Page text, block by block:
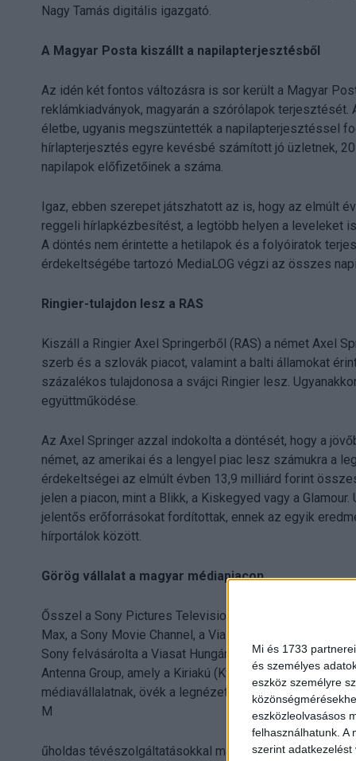
Mi és 1733
és személyes
eszköz személyre
eszközleolvasásos
felhasználhatunk. A
szerint
Nagy Tamás digitális igazgató.
A Magyar Posta kiszállt a napilapterjesztésből
Az idén két fontos változásra is sor került a Magyar
reklámkiadványok, magyarán a szórólapok
életbe, ugyanis megszüntették a napilapterjesztéssel
hírlapterjesztés egyre kevésbé számított jó üzletnek,
napilapok előfizetőinek a száma.
Igaz, ebben szerepet játszhatott az is, hogy az elmúlt
reggeli hírlapkézbesítést, a legtöbb helyen a leveleket
A döntés nem érintette a hetilapok és a folyóiratok
érdekeltségébe tartozó MediaLOG végzi az összes
Ringier-tulajdon lesz a RAS
Kiszáll a Ringier Axel Springerből (RAS) a német Axel
szerb és a szlovák piacot, valamint a balti államokat
százalékos tulajdonosa a svájci Ringier lesz.
együttműködése.
Az Axel Springer azzal indokolta a döntését, hogy a
német, az amerikai és a lengyel piac lesz számukra a
érdekeltségei az elmúlt évben 13,9 milliárd forint
jelen a piacon, mint a Blikk, a Kiskegyed vagy a
jelentős erőforrásokat fordítottak, ennek az egyik
hírportálok között.
Görög vállalat a magyar médiapiacon
Ősszel a Sony Pictures Television megvált minden
Max, a Sony Movie Channel, a Viasat 3 és a Viasat 6
Sony felvásárolta a Viasat Hungária két magyarországi
Antenna Group, amely a Kiriakú (Kyriakou) család
médiavállalatnak, övék a legnézettebb ottani
M
űholdas tévészolgáltatásokkal már a 90-es években